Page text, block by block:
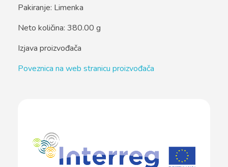
Pakiranje: Limenka
Neto količina: 380.00 g
Izjava proizvođača
Poveznica na web stranicu proizvođača